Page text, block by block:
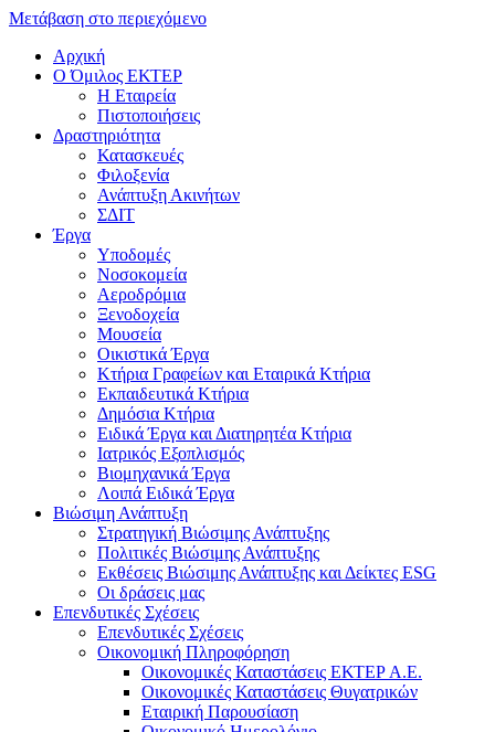
Μετάβαση στο περιεχόμενο
Αρχική
Ο Όμιλος ΕΚΤΕΡ
H Εταιρεία
Πιστοποιήσεις
Δραστηριότητα
Κατασκευές
Φιλοξενία
Ανάπτυξη Ακινήτων
ΣΔΙΤ
Έργα
Υποδομές
Νοσοκομεία
Αεροδρόμια
Ξενοδοχεία
Μουσεία
Οικιστικά Έργα
Κτήρια Γραφείων και Εταιρικά Κτήρια
Εκπαιδευτικά Κτήρια
Δημόσια Κτήρια
Ειδικά Έργα και Διατηρητέα Κτήρια
Ιατρικός Εξοπλισμός
Βιομηχανικά Έργα
Λοιπά Ειδικά Έργα
Βιώσιμη Ανάπτυξη
Στρατηγική Βιώσιμης Ανάπτυξης
Πολιτικές Βιώσιμης Ανάπτυξης
Εκθέσεις Βιώσιμης Ανάπτυξης και Δείκτες ESG
Οι δράσεις μας
Επενδυτικές Σχέσεις
Επενδυτικές Σχέσεις
Οικονομική Πληροφόρηση
Οικονομικές Καταστάσεις ΕΚΤΕΡ Α.Ε.
Οικονομικές Καταστάσεις Θυγατρικών
Εταιρική Παρουσίαση